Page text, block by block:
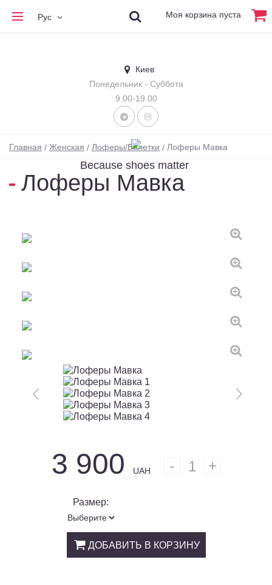
Понедельник - Суббота
9.00-19.00
Рус
Киев
Because shoes matter
Моя корзина пуста
Главная Женская Лоферы/Балетки Лоферы Мавка
Лоферы Мавка
3 900 UAH 1
Размер:
ДОБАВИТЬ В КОРЗИНУ